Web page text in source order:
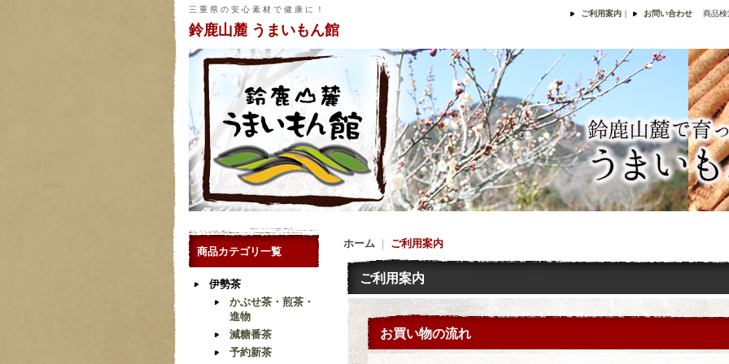
三 重 県 の 安 心 素 材 で 健 康 に ！
鈴鹿山麓 うまいもん館
ご利用案内 ｜ お問い合わせ 商品検
商品カテゴリ一覧
伊勢茶
かぶせ茶・煎茶・
進物
減糖番茶
予約新茶
ホーム ご利用案内
ご利用案内
お買い物の流れ